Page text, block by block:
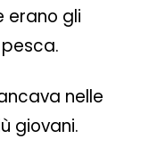
erano gli
nelle
giovani.